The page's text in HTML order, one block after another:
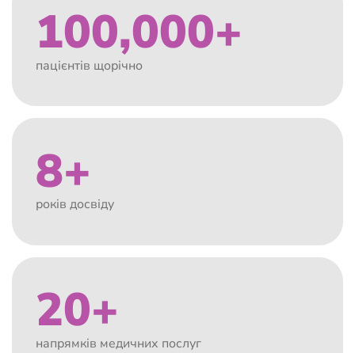
100,000+
пацієнтів щорічно
8+
років досвіду
20+
напрямків медичних послуг